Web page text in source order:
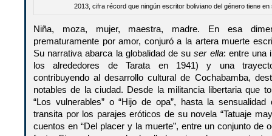
2013, cifra récord que ningún escritor boliviano del género tiene
Niña, moza, mujer, maestra, madre. En esa
prematuramente por amor, conjuró a la artera muerte
Su narrativa abarca la globalidad de suser ella: entre una
los alrededores de Tarata en 1941) y una
contribuyendo al desarrollo cultural de Cochabamba,
notables de la ciudad. Desde la militancia libertaria que
“Los vulnerables” o “Hijo de opa”, hasta la
transita por los parajes eróticos de su novela “Tatuaje
cuentos en “Del placer y la muerte”, entre un conjunto de